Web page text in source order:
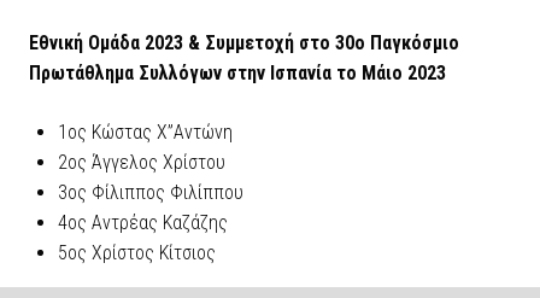
Εθνική Ομάδα 2023 & Συμμετοχή στο 30ο Παγκόσμιο
Πρωτάθλημα Συλλόγων στην Ισπανία το Μάιο 2023
1ος Κώστας Χ”Αντώνη
2ος Άγγελος Χρίστου
3ος Φίλιππος Φιλίππου
4ος Αντρέας Καζάζης
5ος Χρίστος Κίτσιος